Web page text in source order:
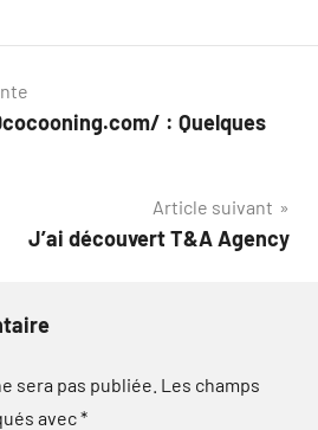
: Quelques
Article suivant
J’ai découvert T&A Agency
sera pas publiée. Les champs
avec*